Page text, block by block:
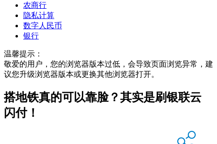
农商行
隐私计算
数字人民币
银行
温馨提示：
敬爱的用户，您的浏览器版本过低，会导致页面浏览异常，建
议您升级浏览器版本或更换其他浏览器打开。
搭地铁真的可以靠脸？其实是刷银联云
闪付！